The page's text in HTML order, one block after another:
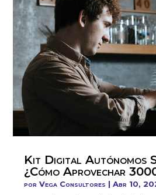
Kit Digital Autónomos
¿Cómo Aprovechar
porVega Consultores |Abr 10,